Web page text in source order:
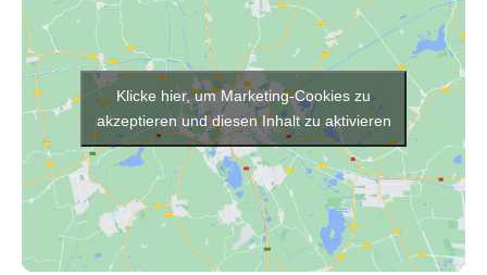
Klicke hier, um Marketing-Cookies zu
akzeptieren und diesen Inhalt zu aktivieren